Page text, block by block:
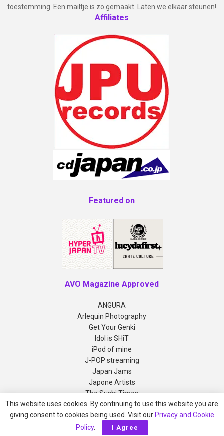
toestemming. Een mailtje is zo gemaakt. Laten we elkaar steunen!
Affiliates
Featured on
AVO Magazine Approved
ANGURA
Arlequin Photography
Get Your Genki
Idol is SHiT
iPod of mine
J-POP streaming
Japan Jams
Japone Artists
The Sushi Times
Copyright © 2012-2026 AVO Magazine
This website uses cookies. By continuing to use this website you are
giving consent to cookies being used. Visit our Privacy and Cookie
Policy. I Agree